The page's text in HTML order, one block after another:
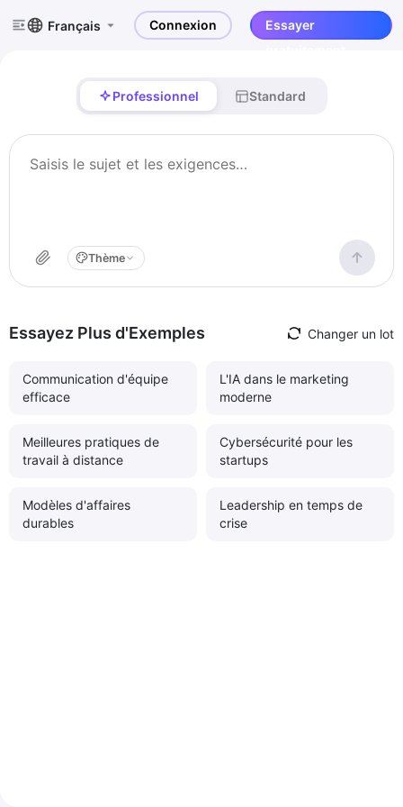
Français Connexion
Essayer
Professionnel Standard
Thème
Essayez Plus d'Exemples Changer un lot
Communication d'équipe
efficace
L'IA dans le marketing
moderne
Meilleures pratiques de
travail à distance
Cybersécurité pour les
startups
Modèles d'affaires
durables
Leadership en temps de
crise